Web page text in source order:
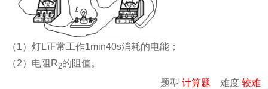
（1）灯L正常工作1min40s消耗的电能；
（2）电阻R2的阻值。
题型 计算题 难度 较难